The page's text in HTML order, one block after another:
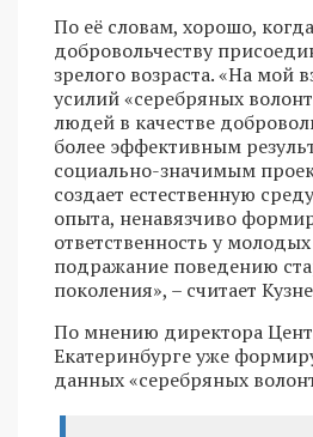
По её словам, хорошо,
добровольчеству
зрелого возраста. «На мой
усилий «серебряных
людей в качестве
более эффективным
социально-значимым
создает естественную
опыта, ненавязчиво
ответственность у
подражание поведению
поколения», – считает
По мнению директора
Екатеринбурге уже
данных «серебряных